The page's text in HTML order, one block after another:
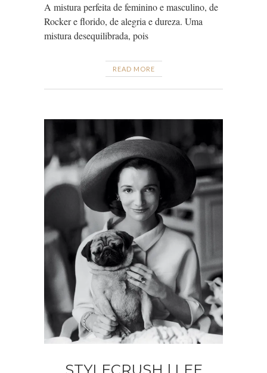
A mistura perfeita de feminino e masculino, de
Rocker e florido, de alegria e dureza. Uma
mistura desequilibrada, pois
READ MORE